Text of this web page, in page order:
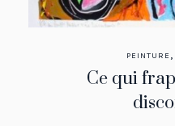
PEINTURE ,
Ce qui